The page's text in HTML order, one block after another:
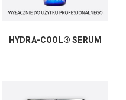
HYDRA-COOL® SERUM